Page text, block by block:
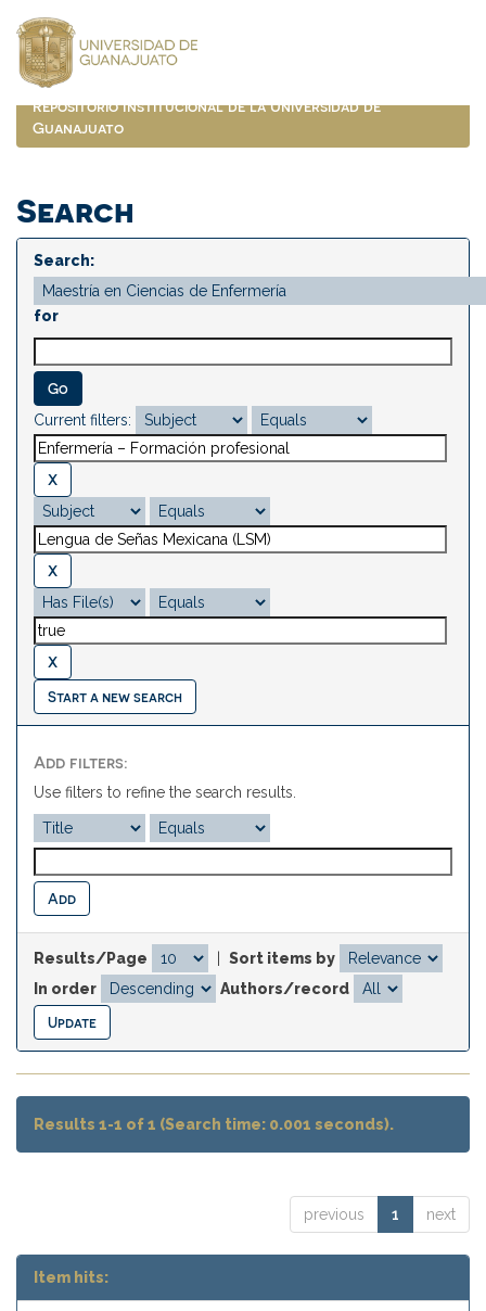
navigation
Repositorio Institucional de la Universidad de
Guanajuato
Search
Search:
for
Current filters:
Start a new search
Add filters:
Use filters to refine the search results.
Results/Page
Sort items by
In order
Authors/record
Results 1-1 of 1 (Search time: 0.001 seconds).
previous 1 next
Item hits: